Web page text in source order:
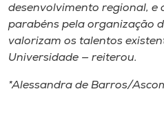
desenvolvimento regional, e
parabéns pela organização
valorizam os talentos
Universidade — reiterou.
*Alessandra de Barros/